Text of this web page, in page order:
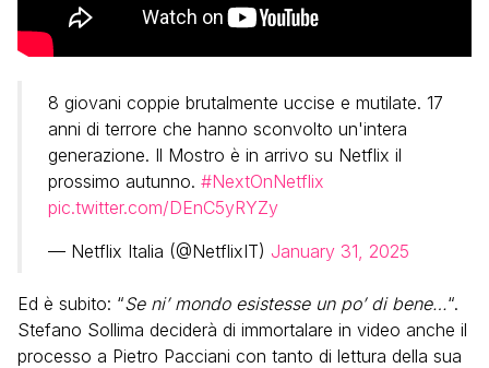
8 giovani coppie brutalmente uccise e mutilate. 17
anni di terrore che hanno sconvolto un'intera
generazione. Il Mostro è in arrivo su Netflix il
prossimo autunno. #NextOnNetflix
pic.twitter.com/DEnC5yRYZy
— Netflix Italia (@NetflixIT) January 31, 2025
Ed è subito: “Se ni’ mondo esistesse un po’ di bene…“.
Stefano Sollima deciderà di immortalare in video anche il
processo a Pietro Pacciani con tanto di lettura della sua